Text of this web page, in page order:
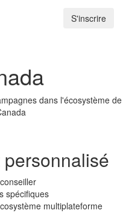
S'inscrire
dans l'écosystème de
spécifiques
multiplateforme